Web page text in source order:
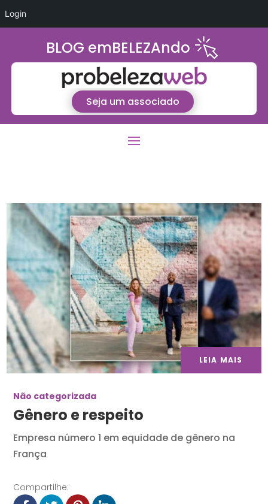
BLOG emBELEZAndo
Seja um associado
LEIA MAIS
Não categorizada
Gênero e respeito
Empresa número 1 em equidade de gênero na
França
Compartilhe:
Login